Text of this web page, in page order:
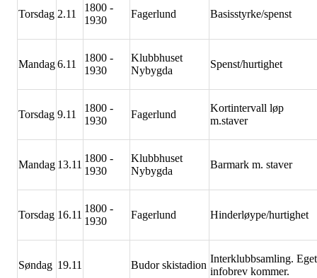
Torsdag 2.11
1800 -
1930
Fagerlund Basisstyrke/spenst
Mandag6.11
1800 -
1930
Klubbhuset
Nybygda
Spenst/hurtighet
Torsdag 9.11
1800 -
1930
Fagerlund
Kortintervall løp
m.staver
Mandag 13.11
1800 -
1930
Klubbhuset
Nybygda
Barmark m. staver
Torsdag 16.11
1800 -
1930
Fagerlund Hinderløype/hurtighet
Søndag 19.11 Budor skistadion
Interklubbsamling. Eget
infobrev kommer.